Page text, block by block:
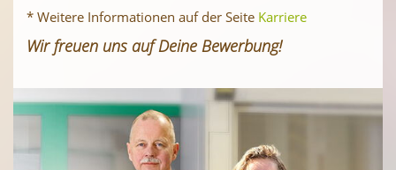
* Weitere Informationen auf der Seite Karriere
Wir freuen uns auf Deine Bewerbung!